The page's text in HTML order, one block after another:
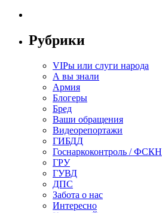
Рубрики
VIPы или слуги народа
А вы знали
Армия
Блогеры
Бред
Ваши обращения
Видеорепортажи
ГИБДД
Госнаркоконтроль / ФСКН
ГРУ
ГУВД
ДПС
Забота о нас
Интересно